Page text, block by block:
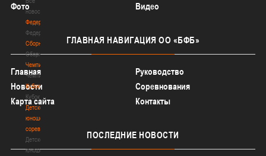
новости
Федерация
Федерация
Сборные
Сборные
Чемпионат
Чемпионат
Кубок
Кубок
Детско-
юношеские
соревнования
Детско-
юношеские
Фото
Видео
ГЛАВНАЯ НАВИГАЦИЯ ОО «БФБ»
Главная
Руководство
Новости
Соревнования
Карта сайта
Контакты
ПОСЛЕДНИЕ НОВОСТИ